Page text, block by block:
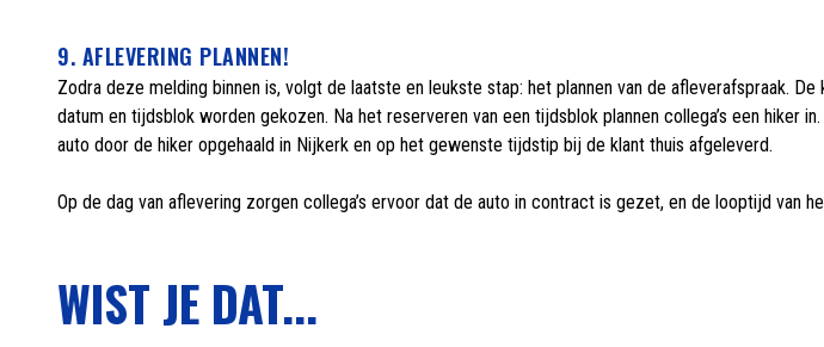
9. AFLEVERING PLANNEN!
Zodra deze melding binnen is, volgt de laatste en leukste stap: het plannen van de afleverafspraak.
datum en tijdsblok worden gekozen. Na het reserveren van een tijdsblok plannen collega’s een
auto door de hiker opgehaald in Nijkerk en op het gewenste tijdstip bij de klant thuis afgeleverd.
Op de dag van aflevering zorgen collega’s ervoor dat de auto in contract is gezet, en de looptijd van
WIST JE DAT...